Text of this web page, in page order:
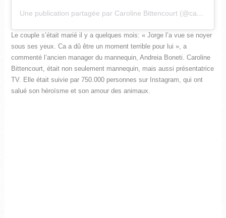
Une publication partagée par Caroline Bittencourt (@cabitten)
Le couple s’était marié il y a quelques mois: « Jorge l’a vue se noyer
sous ses yeux. Ca a dû être un moment terrible pour lui », a
commenté l’ancien manager du mannequin, Andreia Boneti. Caroline
Bittencourt, était non seulement mannequin, mais aussi présentatrice
TV. Elle était suivie par 750.000 personnes sur Instagram, qui ont
salué son héroïsme et son amour des animaux.